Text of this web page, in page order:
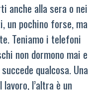
anche alla sera o nei
un pochino forse, ma
Teniamo i telefoni
non dormono mai e
qualcosa. Una
l’altra è un